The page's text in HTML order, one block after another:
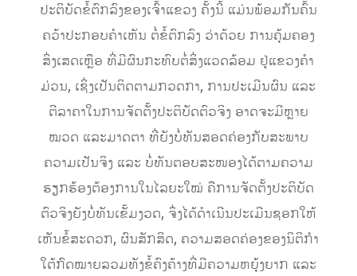
ປະຕິບັດຂໍ້ຕົກລົງຂອງເຈົ້າແຂວງ ຄັ້ງນີ້ ແມ່ນພ້ອມກັນຄົ້ນ
ຄວ້າປະກອບຄຳເຫັນ ຕໍ່ຂໍ້ຕົກລົງ ວ່າດ້ວຍ ການຄຸ້ມຄອງ
ສິ່ງເສດເຫຼືອ ທີ່ມີຜົນກະທົບຕໍ່ສິ່ງແວດລ້ອມ ຢູ່ແຂວງຄໍາ
ມ່ວນ, ເຊິ່ງເປັນຕິດຕາມກວດກາ, ການປະເມີນຜົນ ແລະ
ຕີລາຄາໃນການຈັດຕັ້ງປະຕິບັດຕົວຈິງ ອາດຈະມີຫຼາຍ
ໝວດ ແລະມາດຕາ ທີ່ຍັງບໍ່ທັນສອດຄ່ອງກັບສະພາບ
ຄວາມເປັນຈິງ ແລະ ບໍ່ທັນຕອບສະໜອງໄດ້ຕາມຄວາມ
ຮຽກຮ້ອງຕ້ອງການໃນໄລຍະໃໝ່ ຄືການຈັດຕັ້ງປະຕິບັດ
ຕົວຈິງຍັງບໍ່ທັນເຂັ້ມງວດ, ຈຶ່ງໄດ້ດຳເນີນປະເມີນຊອກໃຫ້
ເຫັນຂໍ້ສະດວກ, ຜົນສັກສິດ, ຄວາມສອດຄ່ອງຂອງນິຕິກຳ
ໃຕ້ກົດໝາຍລວມທັງຂໍ້ຄົງຄ້າງທີ່ມີຄວາມຫຍຸ້ງຍາກ ແລະ